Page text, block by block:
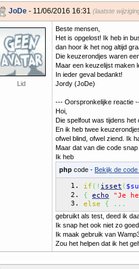
JoDe - 11/06/2016 16:31 (laatste
Lid
Beste mensen,
Het is opgelost! Ik heb in
dan hoor ik het nog altijd
Die keuzerondjes waren
Maar een keuzelijst maken
In ieder geval bedankt!
Jordy (JoDe)
--- Oorspronkelijke reactie
Hoi,
Die spelfout was tijdens
En ik heb twee
ofwel blind, ofwel ziend. Ik
Maar dat van die code
Ik heb
php code - Bekijk de
if ( ! isset (
{
echo
"Je
else
{ ...
gebruikt als test, deed ik
Ik snap het ook niet zo
Ik maak gebruik van
Zou het helpen dat ik het